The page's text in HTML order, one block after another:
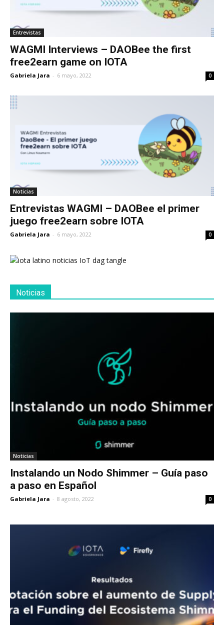
Entrevistas
WAGMI Interviews – DAOBee the first
free2earn game on IOTA
Gabriela Jara - 6 mayo, 2022 0
Noticias
Entrevistas WAGMI – DAOBee el primer
juego free2earn sobre IOTA
Gabriela Jara - 6 mayo, 2022 0
Noticias
Noticias
Instalando un Nodo Shimmer – Guía paso
a paso en Español
Gabriela Jara - 8 agosto, 2022 0